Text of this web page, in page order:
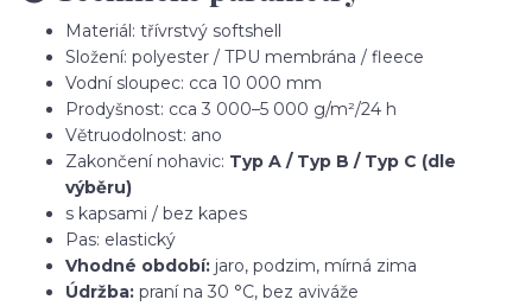
Materiál: třívrstvý softshell
Složení: polyester / TPU membrána / fleece
Vodní sloupec: cca 10 000 mm
Prodyšnost: cca 3 000–5 000 g/m²/24 h
Větruodolnost: ano
Zakončení nohavic: Typ A / Typ B / Typ C (dle
výběru)
s kapsami / bez kapes
Pas: elastický
Vhodné období: jaro, podzim, mírná zima
Údržba: praní na 30 °C, bez aviváže